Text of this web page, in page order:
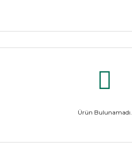
Ürün Bulunamadı.